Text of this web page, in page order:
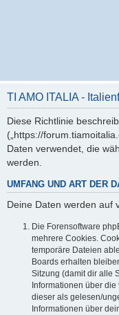
TI AMO ITALIA -
Diese Richtlinie
(„https://
Daten verwendet, die
werden.
UMFANG UND ART DER
Deine Daten werden auf
Die Forensoftware
mehrere Cookies.
temporäre Dateien
Boards erhalten
Sitzung (damit dir alle
Informationen über
dieser als gelesen/
Informationen über